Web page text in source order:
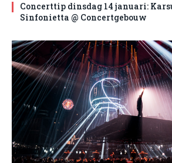
Concerttip dinsdag 14 januari:
Sinfonietta @ Concertgebouw